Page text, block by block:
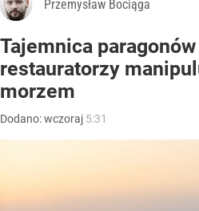
Przemysław Bociąga
Tajemnica
restauratorzy
morzem
Dodano:wczoraj 5:31